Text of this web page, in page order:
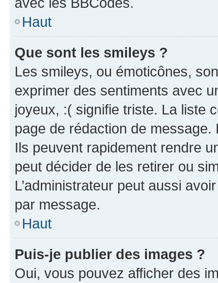
Haut
Que sont les smileys ?
Les smileys, ou émoticônes,
exprimer des sentiments avec
joyeux, :( signifie triste. La liste
page de rédaction de
Ils peuvent rapidement rendre
peut décider de les retirer ou
L’administrateur peut aussi
par message.
Haut
Puis-je publier des images ?
Oui, vous pouvez afficher des